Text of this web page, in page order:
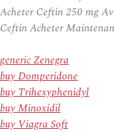
Acheter Ceftin 250 mg
Ceftin Acheter
generic Zenegra
buy Domperidone
buy Trihexyphenidyl
buy Minoxidil
buy Viagra Soft